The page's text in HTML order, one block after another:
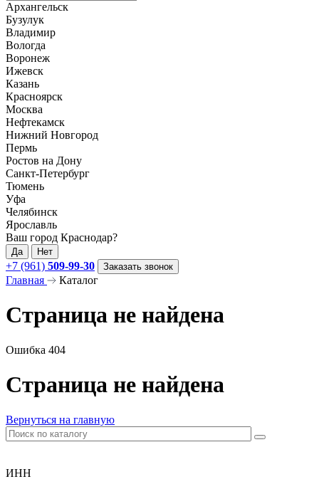
Архангельск
Бузулук
Владимир
Вологда
Воронеж
Ижевск
Казань
Красноярск
Москва
Нефтекамск
Нижний Новгород
Пермь
Ростов на Дону
Санкт-Петербург
Тюмень
Уфа
Челябинск
Ярославль
Ваш город Краснодар?
Да Нет
+7 (961) 509-99-30 Заказать звонок
Главная Каталог
Страница не найдена
Ошибка 404
Страница не найдена
Вернуться на главную
ИНН